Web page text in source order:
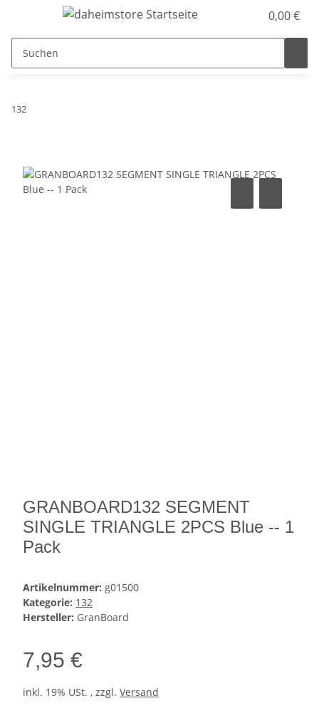
0,00 €
132
GRANBOARD132 SEGMENT
SINGLE TRIANGLE 2PCS Blue -- 1
Pack
Artikelnummer: g01500
Kategorie: 132
Hersteller: GranBoard
7,95 €
inkl. 19% USt. , zzgl. Versand